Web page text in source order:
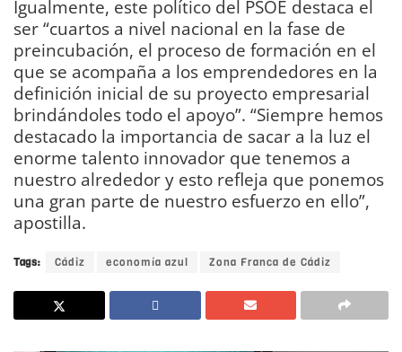
Igualmente, este político del PSOE destaca el
ser “cuartos a nivel nacional en la fase de
preincubación, el proceso de formación en el
que se acompaña a los emprendedores en la
definición inicial de su proyecto empresarial
brindándoles todo el apoyo”. “Siempre hemos
destacado la importancia de sacar a la luz el
enorme talento innovador que tenemos a
nuestro alrededor y esto refleja que ponemos
una gran parte de nuestro esfuerzo en ello”,
apostilla.
Tags: Cádiz economía azul Zona Franca de Cádiz